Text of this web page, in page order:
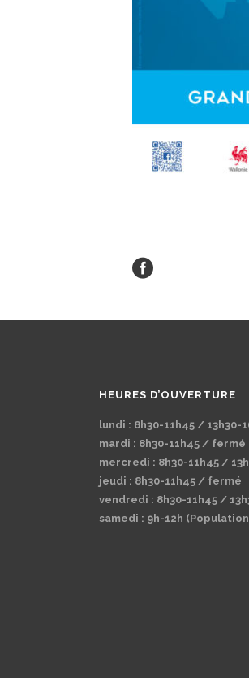
HEURES D’OUVERTURE
lundi : 8h30-11h45 / 13h30-
mardi : 8h30-11h45 / fermé
mercredi : 8h30-11h45 /
jeudi : 8h30-11h45 / fermé
vendredi : 8h30-11h45 /
samedi : 9h-12h